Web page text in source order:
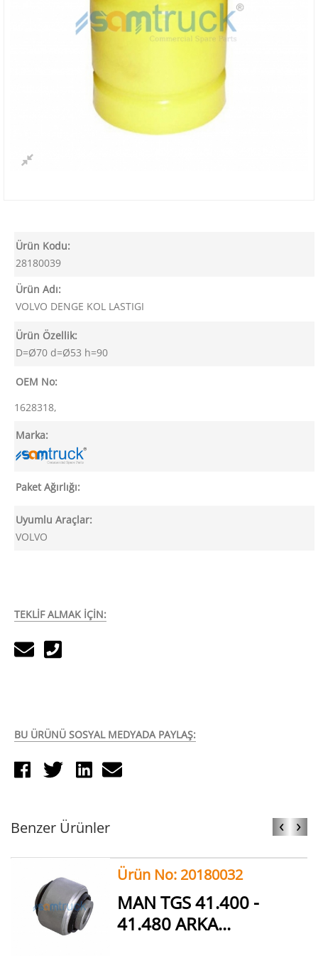
Ürün Kodu:
28180039
Ürün Adı:
VOLVO DENGE KOL LASTIGI
Ürün Özellik:
D=Ø70 d=Ø53 h=90
OEM No:
1628318,
Marka:
Paket Ağırlığı:
Uyumlu Araçlar:
VOLVO
TEKLİF ALMAK İÇİN:
BU ÜRÜNÜ SOSYAL MEDYADA PAYLAŞ:
Benzer Ürünler ‹ ›
Ürün No: 20180032
MAN TGS 41.400 -
41.480 ARKA...